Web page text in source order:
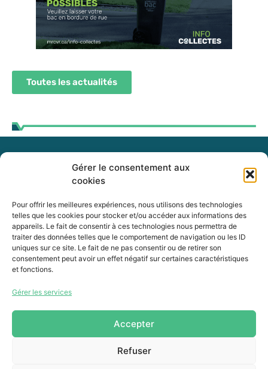
Gérer le consentement aux
cookies
Pour offrir les meilleures expériences, nous utilisons des technologies
telles que les cookies pour stocker et/ou accéder aux informations des
appareils. Le fait de consentir à ces technologies nous permettra de
traiter des données telles que le comportement de navigation ou les ID
uniques sur ce site. Le fait de ne pas consentir ou de retirer son
consentement peut avoir un effet négatif sur certaines caractéristiques
et fonctions.
Gérer les services
Accepter
Refuser
Toutes les actualités
255, boul. Laurier, bureau 100
McMasterville (Québec)
J3G 0B7
Intranet
info@mrcvr.ca